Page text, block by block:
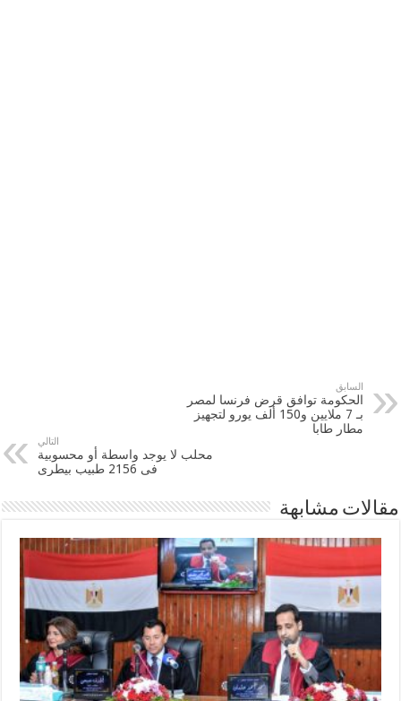
السابق
الحكومة توافق قرض فرنسا لمصر
بـ 7 ملايين و150 ألف يورو لتجهيز
مطار طابا
التالي
محلب لا يوجد واسطة أو محسوبية
فى 2156 طبيب بيطرى
مقالات مشابهة